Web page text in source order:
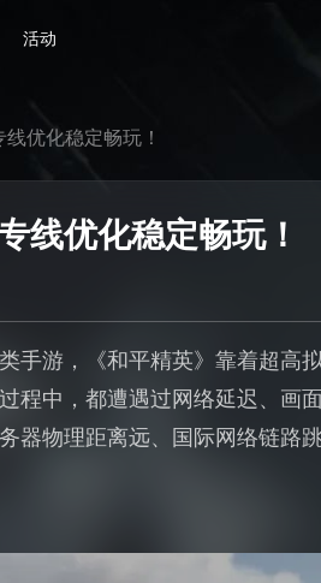
活动
优化稳定畅玩！
线优化稳定畅玩！
手游，《和平精英》靠着超高
程中，都遭遇过网络延迟、画
器物理距离远、国际网络链路